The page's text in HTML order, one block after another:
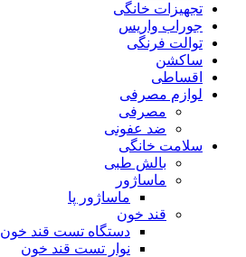
تجهیزات خانگی
جوراب واریس
توالت فرنگی
ساکشن
اقساطی
لوازم مصرفی
مصرفی
ضد عفونی
سلامت خانگی
بالش طبی
ماساژور
ماساژور پا
قند خون
دستگاه تست قند خون
نوار تست قند خون